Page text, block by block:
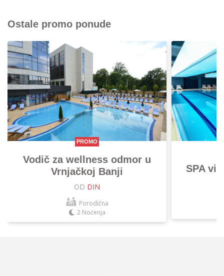
Ostale promo ponude
PROMO
Vodič za wellness odmor u
Vrnjačkoj Banji
OD DIN
Porodična
2 Noćenja
SPA